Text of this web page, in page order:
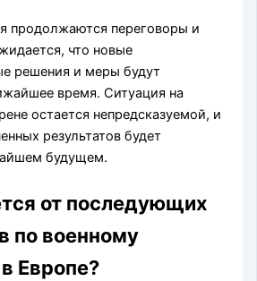
продолжаются переговоры и
что новые
решения и меры будут
время. Ситуация на
остается непредсказуемой, и
результатов будет
будущем.
от последующих
по военному
Европе?